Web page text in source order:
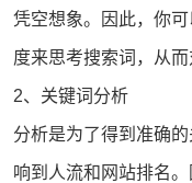
凭空想象。因此，你
度来思考搜索词，从而
2、关键词分析
分析是为了得到准确
响到人流和 网站排名。